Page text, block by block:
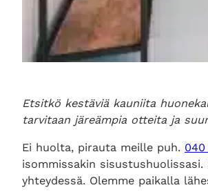
Etsitkö kestäviä kauniita
tarvitaan järeämpia otteita ja
Ei huolta, pirauta meille puh. 040
isommissakin
yhteydessä. Olemme paikalla